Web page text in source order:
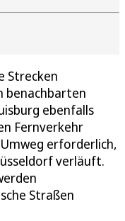
Strecken
benachbarten
ebenfalls
Fernverkehr
erforderlich,
verläuft.
Straßen